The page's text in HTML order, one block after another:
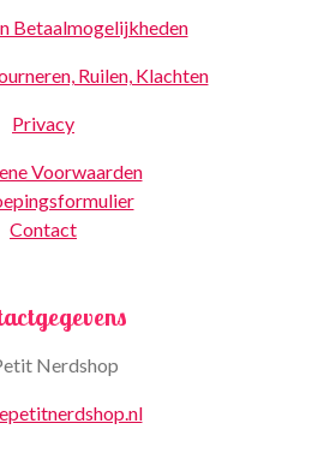
Betaalmogelijkheden
Ruilen, Klachten
Privacy
Voorwaarden
Contact
Nerdshop